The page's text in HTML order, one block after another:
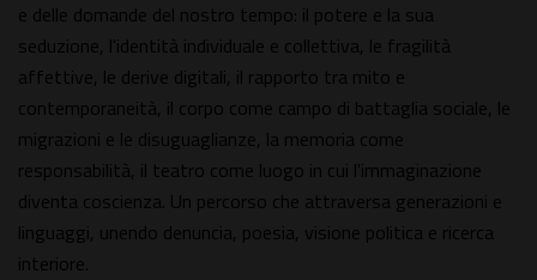
e delle domande del nostro tempo: il potere e la sua
seduzione, l'identità individuale e collettiva, le fragilità
affettive, le derive digitali, il rapporto tra mito e
contemporaneità, il corpo come campo di battaglia sociale, le
migrazioni e le disuguaglianze, la memoria come
responsabilità, il teatro come luogo in cui l'immaginazione
diventa coscienza. Un percorso che attraversa generazioni e
linguaggi, unendo denuncia, poesia, visione politica e ricerca
interiore.